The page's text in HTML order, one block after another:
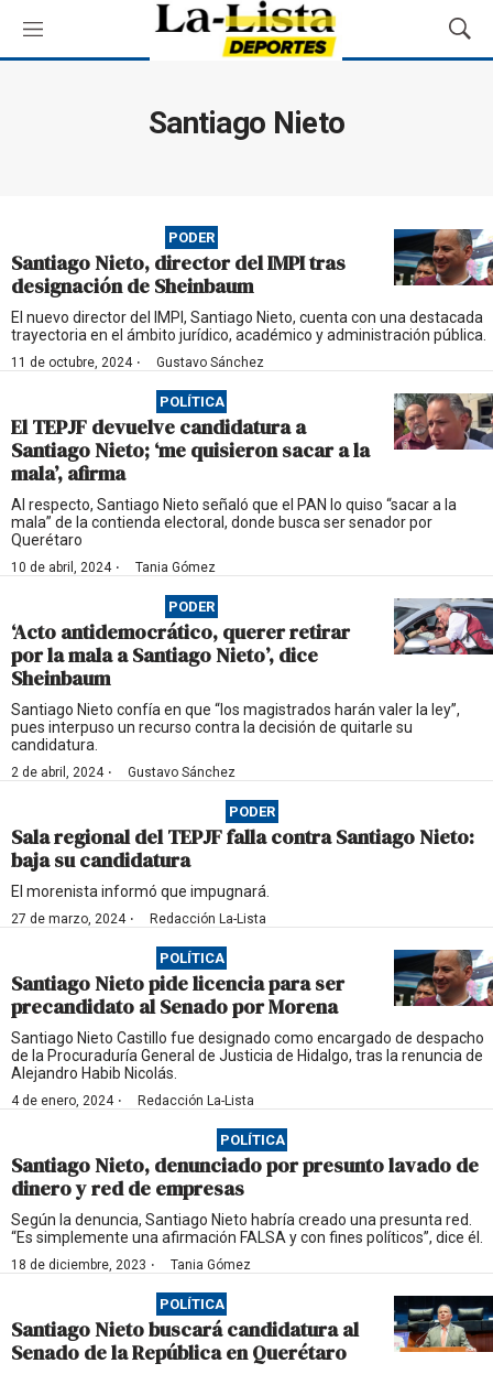
M
e
M
o
ú
s
q
u
e
d
Santiago Nieto
PODER
Santiago Nieto, director del IMPI tras
designación de Sheinbaum
El nuevo director del IMPI, Santiago Nieto, cuenta con una destacada
trayectoria en el ámbito jurídico, académico y administración pública.
11 de octubre, 2024· Gustavo Sánchez
POLÍTICA
El TEPJF devuelve candidatura a
Santiago Nieto; ‘me quisieron sacar a la
mala’, afirma
Al respecto, Santiago Nieto señaló que el PAN lo quiso “sacar a la
mala” de la contienda electoral, donde busca ser senador por
Querétaro
10 de abril, 2024· Tania Gómez
PODER
‘Acto antidemocrático, querer retirar
por la mala a Santiago Nieto’, dice
Sheinbaum
Santiago Nieto confía en que “los magistrados harán valer la ley”,
pues interpuso un recurso contra la decisión de quitarle su
candidatura.
2 de abril, 2024· Gustavo Sánchez
PODER
Sala regional del TEPJF falla contra Santiago Nieto:
baja su candidatura
El morenista informó que impugnará.
27 de marzo, 2024· Redacción La-Lista
POLÍTICA
Santiago Nieto pide licencia para ser
precandidato al Senado por Morena
Santiago Nieto Castillo fue designado como encargado de despacho
de la Procuraduría General de Justicia de Hidalgo, tras la renuncia de
Alejandro Habib Nicolás.
4 de enero, 2024· Redacción La-Lista
POLÍTICA
Santiago Nieto, denunciado por presunto lavado de
dinero y red de empresas
Según la denuncia, Santiago Nieto habría creado una presunta red.
“Es simplemente una afirmación FALSA y con fines políticos”, dice él.
18 de diciembre, 2023 · Tania Gómez
POLÍTICA
Santiago Nieto buscará candidatura al
Senado de la República en Querétaro